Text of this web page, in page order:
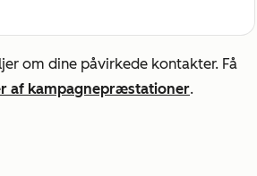
om dine påvirkede kontakter. Få
af kampagnepræstationer.